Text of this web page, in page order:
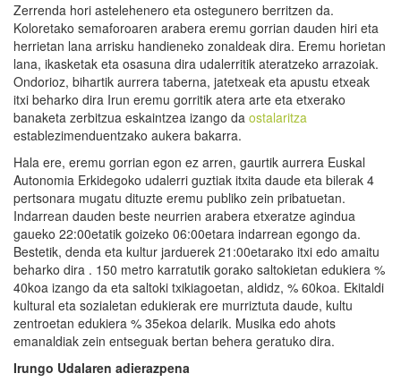
Zerrenda hori astelehenero eta ostegunero berritzen da.
Koloretako semaforoaren arabera eremu gorrian dauden hiri eta
herrietan lana arrisku handieneko zonaldeak dira. Eremu horietan
lana, ikasketak eta osasuna dira udalerritik ateratzeko arrazoiak.
Ondorioz, bihartik aurrera taberna, jatetxeak eta apustu etxeak
itxi beharko dira Irun eremu gorritik atera arte eta etxerako
banaketa zerbitzua eskaintzea izango da ostalaritza
establezimenduentzako aukera bakarra.
Hala ere, eremu gorrian egon ez arren, gaurtik aurrera Euskal
Autonomia Erkidegoko udalerri guztiak itxita daude eta bilerak 4
pertsonara mugatu dituzte eremu publiko zein pribatuetan.
Indarrean dauden beste neurrien arabera etxeratze agindua
gaueko 22:00etatik goizeko 06:00etara indarrean egongo da.
Bestetik, denda eta kultur jarduerek 21:00etarako itxi edo amaitu
beharko dira . 150 metro karratutik gorako saltokietan edukiera %
40koa izango da eta saltoki txikiagoetan, aldidz, % 60koa. Ekitaldi
kultural eta sozialetan edukierak ere murriztuta daude, kultu
zentroetan edukiera % 35ekoa delarik. Musika edo ahots
emanaldiak zein entseguak bertan behera geratuko dira.
Irungo Udalaren adierazpena